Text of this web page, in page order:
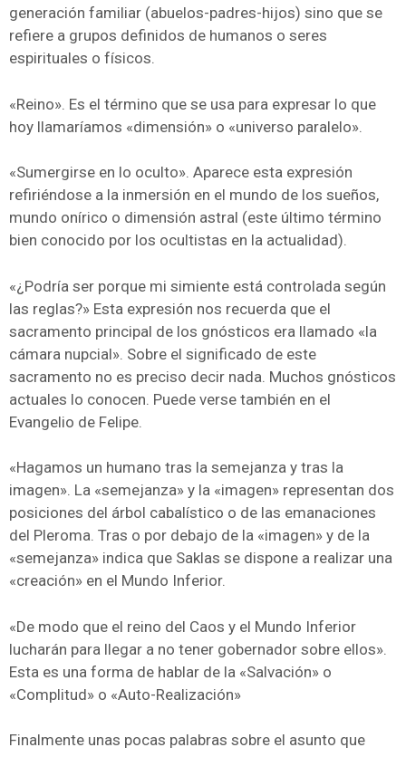
generación familiar (abuelos-padres-hijos) sino que se
refiere a grupos definidos de humanos o seres
espirituales o físicos.
«Reino». Es el término que se usa para expresar lo que
hoy llamaríamos «dimensión» o «universo paralelo».
«Sumergirse en lo oculto». Aparece esta expresión
refiriéndose a la inmersión en el mundo de los sueños,
mundo onírico o dimensión astral (este último término
bien conocido por los ocultistas en la actualidad).
«¿Podría ser porque mi simiente está controlada según
las reglas?» Esta expresión nos recuerda que el
sacramento principal de los gnósticos era llamado «la
cámara nupcial». Sobre el significado de este
sacramento no es preciso decir nada. Muchos gnósticos
actuales lo conocen. Puede verse también en el
Evangelio de Felipe.
«Hagamos un humano tras la semejanza y tras la
imagen». La «semejanza» y la «imagen» representan dos
posiciones del árbol cabalístico o de las emanaciones
del Pleroma. Tras o por debajo de la «imagen» y de la
«semejanza» indica que Saklas se dispone a realizar una
«creación» en el Mundo Inferior.
«De modo que el reino del Caos y el Mundo Inferior
lucharán para llegar a no tener gobernador sobre ellos».
Esta es una forma de hablar de la «Salvación» o
«Complitud» o «Auto-Realización»
Finalmente unas pocas palabras sobre el asunto que